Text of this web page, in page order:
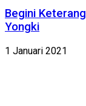
Begini
Yongki
1 Januari 2021